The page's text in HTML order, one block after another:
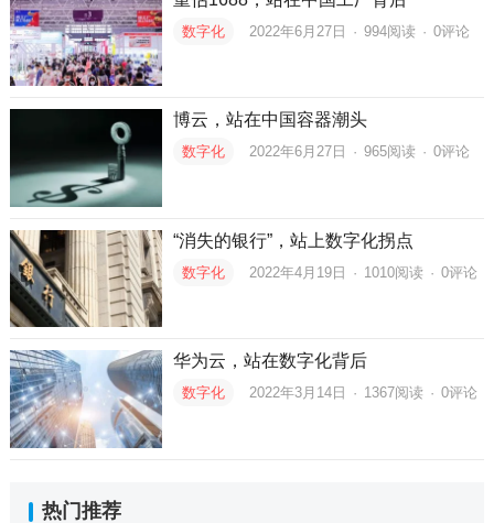
数字化 2022年6月27日 · 994阅读 · 0评论
博云，站在中国容器潮头
数字化 2022年6月27日 · 965阅读 · 0评论
“消失的银行”，站上数字化拐点
数字化 2022年4月19日 · 1010阅读 · 0评论
华为云，站在数字化背后
数字化 2022年3月14日 · 1367阅读 · 0评论
热门推荐